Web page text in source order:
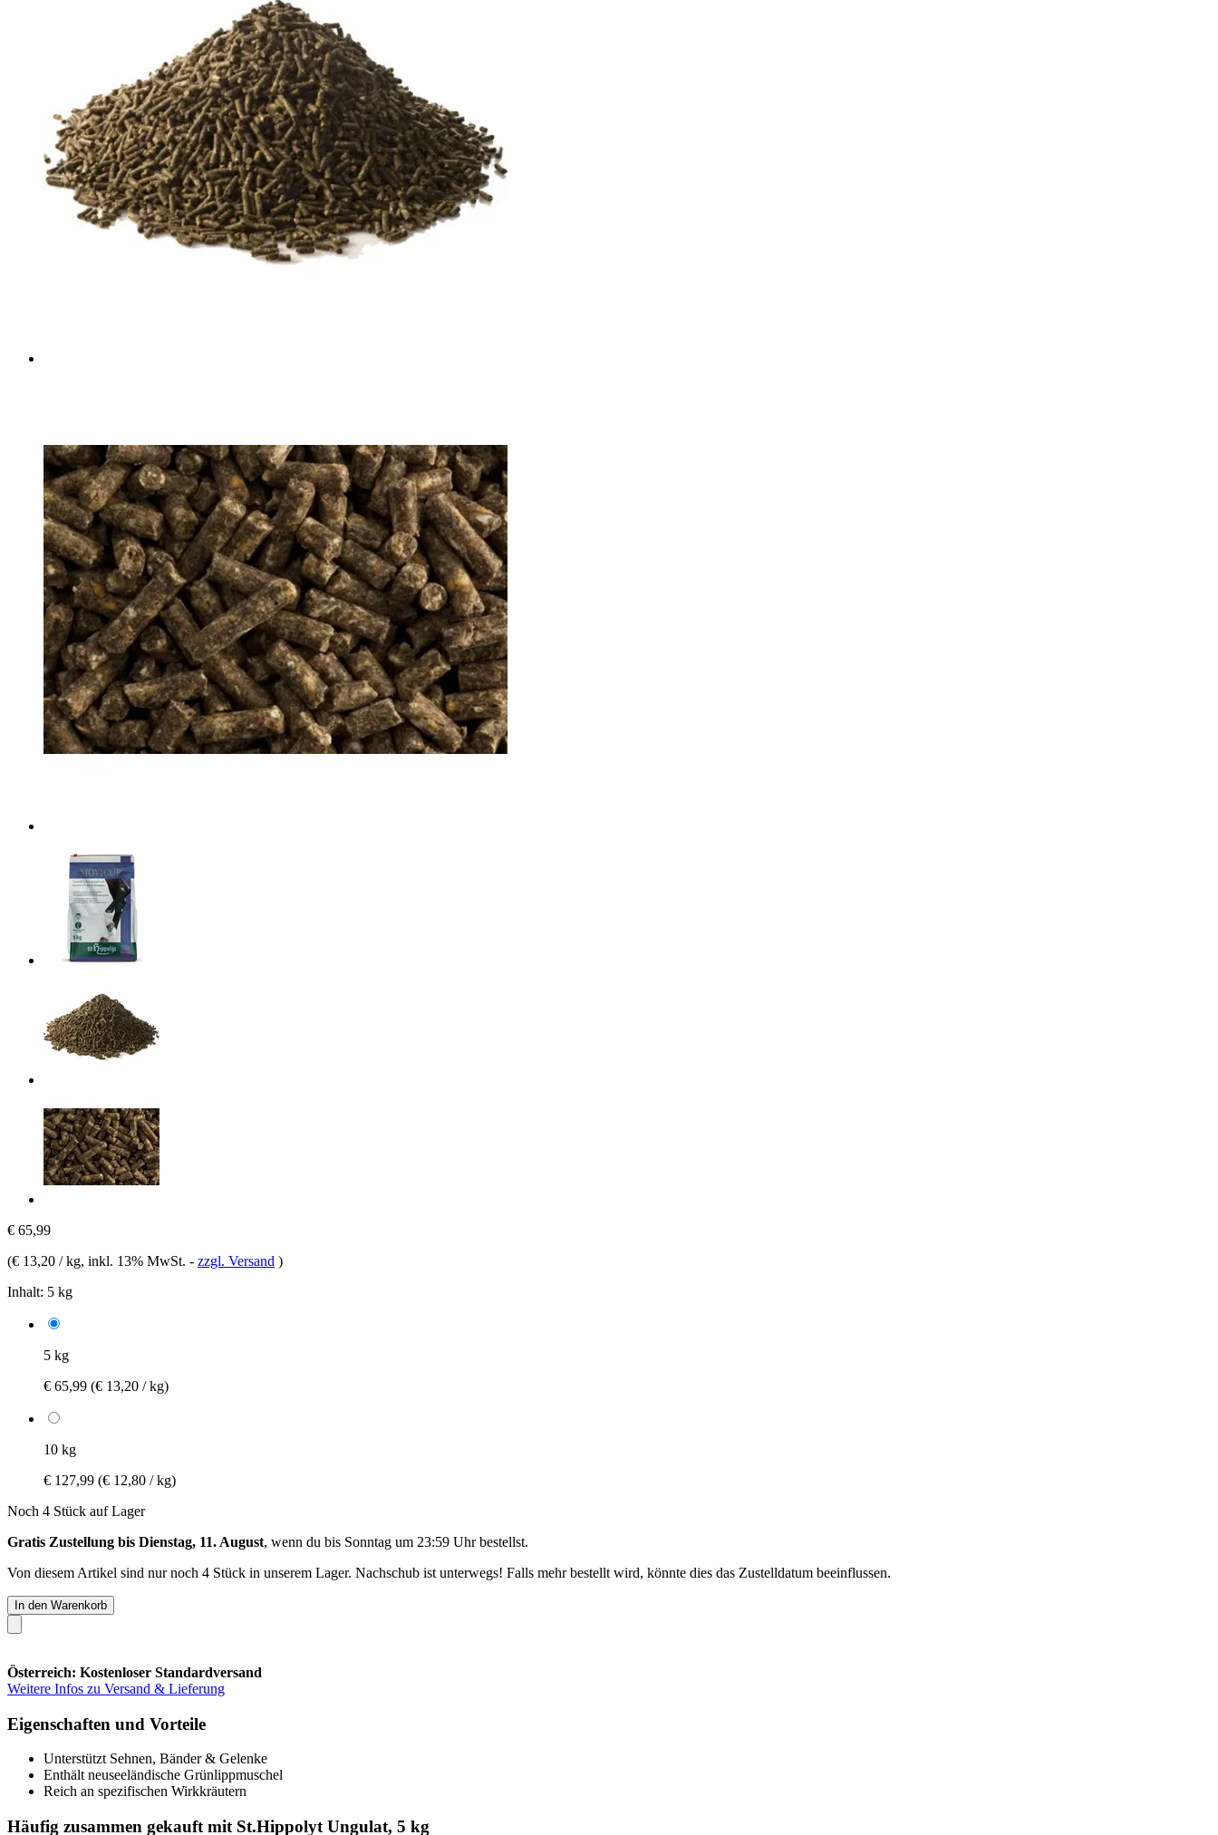
€ 65,99
(€ 13,20 / kg, inkl. 13% MwSt. - zzgl. Versand )
Inhalt: 5 kg
5 kg
€ 65,99 (€ 13,20 / kg)
10 kg
€ 127,99 (€ 12,80 / kg)
Noch 4 Stück auf Lager
Gratis Zustellung bis Dienstag, 11. August, wenn du bis Sonntag um 23:59 Uhrbestellst.
Von diesem Artikel sind nur noch 4 Stück in unserem Lager. Nachschub ist unterwegs! Falls mehr bestellt wird, könnte dies das Zustelldatum beeinflussen.
In den Warenkorb
Österreich: Kostenloser Standardversand
Weitere Infos zu Versand & Lieferung
Eigenschaften und Vorteile
Unterstützt Sehnen, Bänder & Gelenke
Enthält neuseeländische Grünlippmuschel
Reich an spezifischen Wirkkräutern
Häufig zusammen gekauft mit St.Hippolyt Ungulat, 5 kg